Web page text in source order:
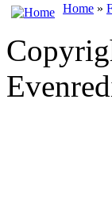
Home »